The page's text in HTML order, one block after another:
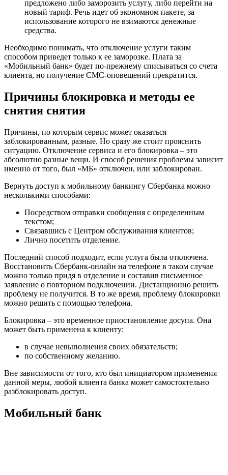
предложено либо заморозить услугу, либо перейти на
новый тариф. Речь идет об экономном пакете, за
использование которого не взимаются денежные
средства.
Необходимо понимать, что отключение услуги таким
способом приведет только к ее заморозке. Плата за
«Мобильный банк» будет по-прежнему списываться со счета
клиента, но получение СМС-оповещений прекратится.
Причины блокировка и методы ее
снятия снятия
Причины, по которым сервис может оказаться
заблокированным, разные. Но сразу же стоит прояснить
ситуацию. Отключение сервиса и его блокировка – это
абсолютно разные вещи. И способ решения проблемы зависит
именно от того, был «МБ» отключен, или заблокирован.
Вернуть доступ к мобильному банкингу Сбербанка можно
несколькими способами:
Посредством отправки сообщения с определенным
текстом;
Связавшись с Центром обслуживания клиентов;
Лично посетить отделение.
Последний способ подходит, если услуга была отключена.
Восстановить Сбербанк-онлайн на телефоне в таком случае
можно только придя в отделение и составив письменное
заявление о повторном подключении. Дистанционно решить
проблему не получится. В то же время, проблему блокировки
можно решить с помощью телефона.
Блокировка – это временное приостановление досупа. Она
может быть применена к клиенту:
в случае невыполнения своих обязательств;
по собственному желанию.
Вне зависимости от того, кто был инициатором применения
данной меры, любой клиента банка может самостоятельно
разблокировать доступ.
Мобильный банк